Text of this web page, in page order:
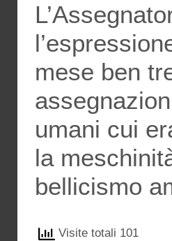
mese ben
umani cui
la
bellicismo
Visite totali 101